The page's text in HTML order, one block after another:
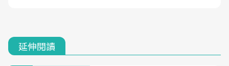
延伸閱讀